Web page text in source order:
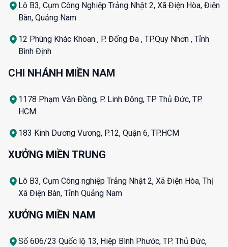
Lô B3, Cụm Công Nghiệp Trảng Nhật 2, Xã Điện Hòa, Điện
Bàn, Quảng Nam
12 Phùng Khác Khoan , P. Đống Đa , TP.Quy Nhơn , Tỉnh
Bình Định
CHI NHÁNH MIỀN NAM
1178 Phạm Văn Đồng, P. Linh Đông, TP. Thủ Đức, TP.
HCM
183 Kinh Dương Vương, P.12, Quận 6, TP.HCM
XƯỞNG MIỀN TRUNG
Lô B3, Cụm Công nghiệp Trảng Nhật 2, Xã Điện Hòa, Thị
Xã Điện Bàn, Tỉnh Quảng Nam
XƯỞNG MIỀN NAM
Số 606/23 Quốc lộ 13, Hiệp Bình Phước, TP. Thủ Đức,